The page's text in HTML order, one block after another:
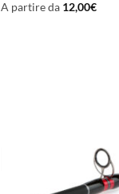
A partire da 12,00€